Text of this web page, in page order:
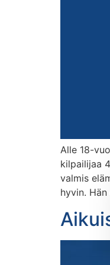
Alle 18-
kilpailijaa
valmis
hyvin.